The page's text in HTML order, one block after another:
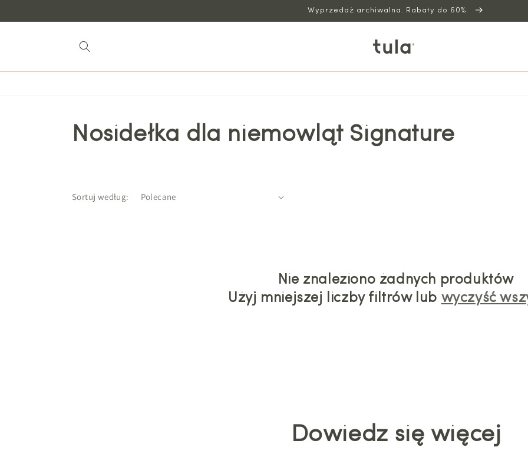
Wyprzedaż archiwalna. Rabaty do 60%.
Nosidełka dla niemowląt Signature
Sortuj według:
Nie znaleziono żadnych produktów
Użyj mniejszej liczby filtrów lub wyczyść
Dowiedz się więcej